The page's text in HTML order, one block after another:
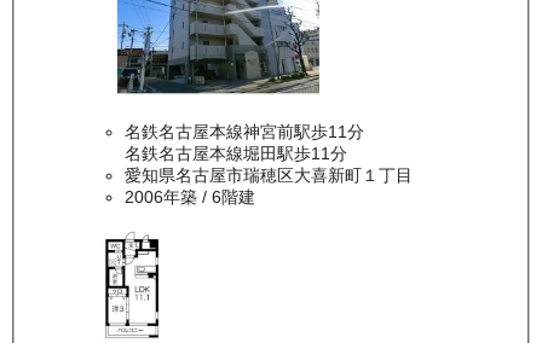
名鉄名古屋本線神宮前駅歩11分
名鉄名古屋本線堀田駅歩11分
愛知県名古屋市瑞穂区大喜新町１丁目
2006年築/ 6階建